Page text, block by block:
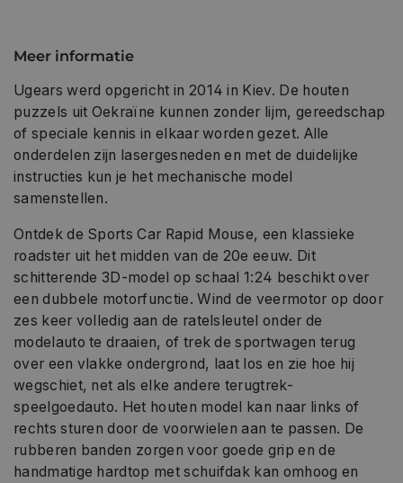
Meer informatie
Ugears werd opgericht in 2014 in Kiev. De houten
puzzels uit Oekraïne kunnen zonder lijm, gereedschap
of speciale kennis in elkaar worden gezet. Alle
onderdelen zijn lasergesneden en met de duidelijke
instructies kun je het mechanische model
samenstellen.
Ontdek de Sports Car Rapid Mouse, een klassieke
roadster uit het midden van de 20e eeuw. Dit
schitterende 3D-model op schaal 1:24 beschikt over
een dubbele motorfunctie. Wind de veermotor op door
zes keer volledig aan de ratelsleutel onder de
modelauto te draaien, of trek de sportwagen terug
over een vlakke ondergrond, laat los en zie hoe hij
wegschiet, net als elke andere terugtrek-
speelgoedauto. Het houten model kan naar links of
rechts sturen door de voorwielen aan te passen. De
rubberen banden zorgen voor goede grip en de
handmatige hardtop met schuifdak kan omhoog en